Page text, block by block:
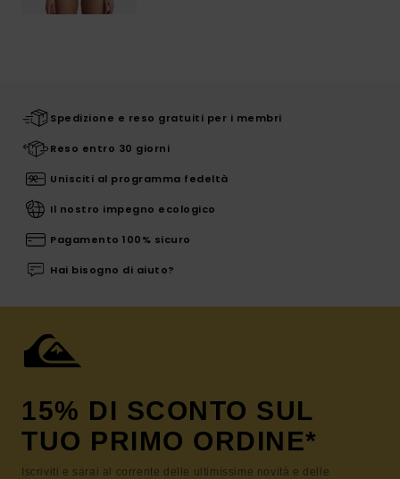
Spedizione e reso gratuiti per i membri
Reso entro 30 giorni
Unisciti al programma fedeltà
Il nostro impegno ecologico
Pagamento 100% sicuro
Hai bisogno di aiuto?
15% DI SCONTO SUL
TUO PRIMO ORDINE*
Iscriviti e sarai al corrente delle ultimissime novità e delle